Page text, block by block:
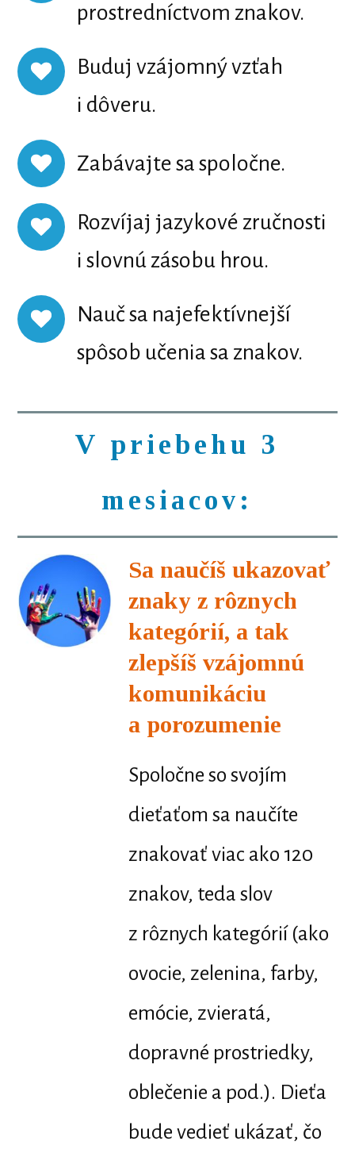
prostredníctvom znakov.
Buduj vzájomný vzťah
i dôveru.
Zabávajte sa spoločne.
Rozvíjaj jazykové zručnosti
i slovnú zásobu hrou.
Nauč sa najefektívnejší
spôsob učenia sa znakov.
V priebehu 3
mesiacov:
Sa naučíš ukazovať
znaky z rôznych
kategórií, a tak
zlepšíš vzájomnú
komunikáciu
a porozumenie
Spoločne so svojím
dieťaťom sa naučíte
znakovať viac ako 120
znakov, teda slov
z rôznych kategórií (ako
ovocie, zelenina, farby,
emócie, zvieratá,
dopravné prostriedky,
oblečenie a pod.). Dieťa
bude vedieť ukázať, čo